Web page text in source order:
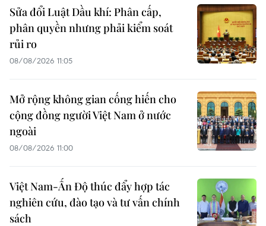
Sửa đổi Luật Dầu khí: Phân cấp,
phân quyền nhưng phải kiểm soát
rủi ro
08/08/2026 11:05
Mở rộng không gian cống hiến cho
cộng đồng người Việt Nam ở nước
ngoài
08/08/2026 11:00
Việt Nam-Ấn Độ thúc đẩy hợp tác
nghiên cứu, đào tạo và tư vấn chính
sách